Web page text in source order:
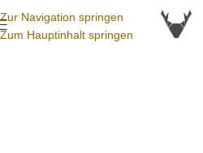
Zur Navigation springen
Zum Hauptinhalt springen